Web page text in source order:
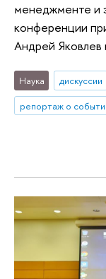
менеджменте и
конференции
Андрей
Наука дискуссии
репортаж о